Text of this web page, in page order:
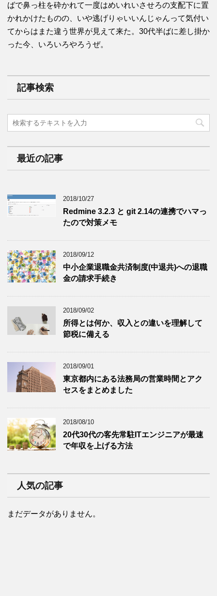
ばで鼻っ柱を砕かれて一度はめいれいさせろの支配下に置
かれかけたものの、いや逃げりゃいいんじゃんって気付い
てからはまた違う世界が見えて来た。30代半ばに差し掛か
った今、いろいろやろうぜ。
記事検索
最近の記事
2018/10/27
Redmine 3.2.3 と git 2.14の連携でハマっ
たので対策メモ
2018/09/12
中小企業退職金共済制度(中退共)への退職
金の請求手続き
2018/09/02
所得とは何か、収入との違いを理解して
節税に備える
2018/09/01
東京都内にある法務局の営業時間とアク
セスをまとめました
2018/08/10
20代30代の客先常駐ITエンジニアが最速
で年収を上げる方法
人気の記事
まだデータがありません。